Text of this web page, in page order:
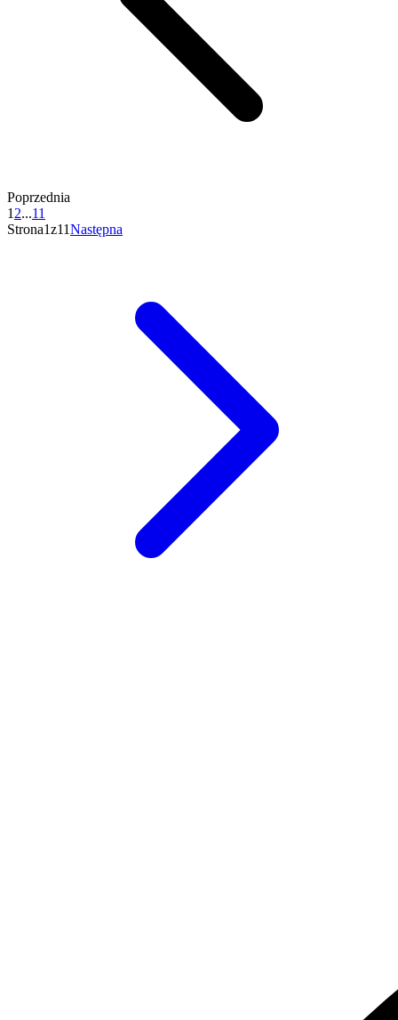
Poprzednia
1 2...11
Strona1z11Następna